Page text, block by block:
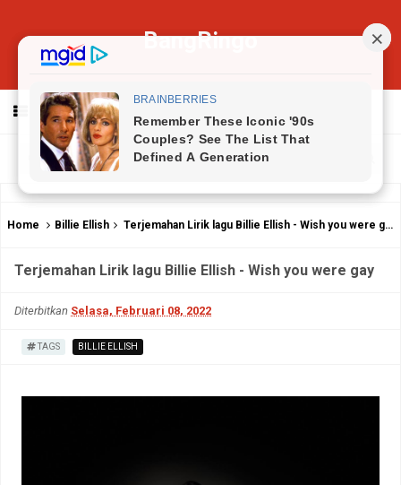
BangRingo
MENU
Home Billie Ellish Terjemahan Lirik lagu Billie Ellish - Wish you were gay
Terjemahan Lirik lagu Billie Ellish - Wish you were gay
Diterbitkan Selasa, Februari 08, 2022
TAGS BILLIE ELLISH